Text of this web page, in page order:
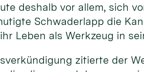
deshalb vor allem, sich
Schwaderlapp die
Leben als Werkzeug in
zitierte der